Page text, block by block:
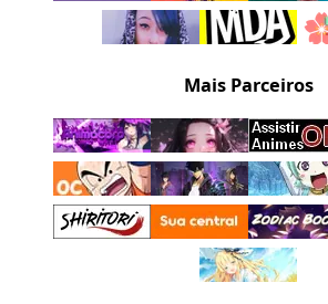
Mais Parceiros